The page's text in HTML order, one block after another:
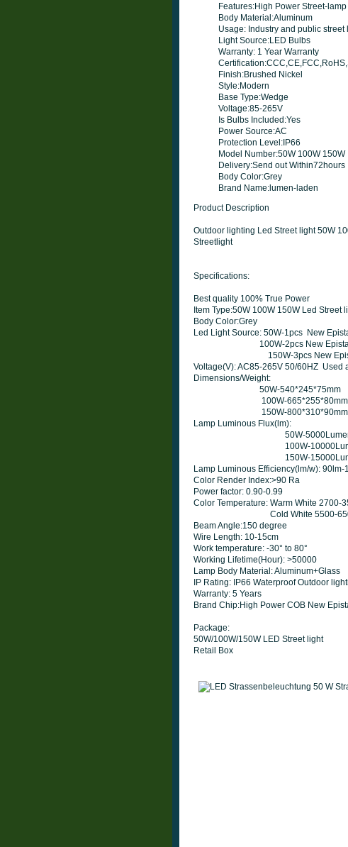
Features:High Power Street-lamp
Body Material:Aluminum
Usage: Industry and public street
Light Source:LED Bulbs
Warranty: 1 Year Warranty
Finish:Brushed Nickel
Style:Modern
Base Type:Wedge
Voltage:85-265V
Is Bulbs Included:Yes
Power Source:AC
Protection Level:IP66
Model Number:50W 100W 150W
Delivery:Send out Within72hours
Body Color:Grey
Brand Name:lumen-laden
Product Description
Outdoor lighting Led Street light 50W
Streetlight
Specifications:
Best quality 100% True Power
Item Type:50W 100W 150W Led Street
Body Color:Grey
Led Light Source: 50W-1pcs New
100W-2pcs New Epistar
150W-3pcs New Epistar
Voltage(V): AC85-265V 50/60HZ Used
Dimensions/Weight:
50W-540*245*75mm
100W-665*255*80mm
150W-800*310*90mm
Lamp Luminous Flux(lm):
50W-
100W-
150W-
Lamp Luminous Efficiency(lm/w): 90lm-
Color Render Index:>90 Ra
Power factor: 0.90-0.99
Color Temperature: Warm White 2700-
Cold White 5500-
Beam Angle:150 degree
Wire Length: 10-15cm
Work temperature: -30° to 80°
Working Lifetime(Hour): >50000
Lamp Body Material: Aluminum+Glass
IP Rating: IP66 Waterproof Outdoor
Warranty: 5 Years
Brand Chip:High Power COB New
Package:
50W/100W/150W LED Street light
Retail Box